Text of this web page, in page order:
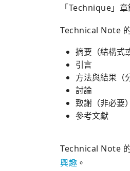
「Technique」
Technical Note
摘要（結構式
引言
方法與結果（
討論
致謝（非必要）
參考文獻
Technical Note
興趣 。